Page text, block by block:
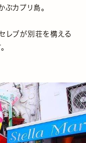
ぶカプリ島。
レブが別荘を構える